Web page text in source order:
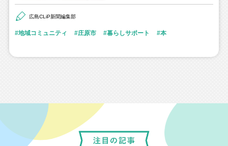
広島CLiP新聞編集部
地域コミュニティ 庄原市 暮らしサポート 本